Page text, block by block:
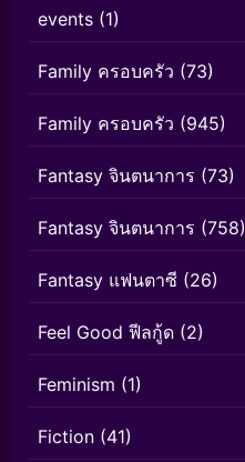
events (1)
Family ครอบครัว (73)
Family ครอบครัว (945)
Fantasy จินตนาการ (73)
Fantasy จินตนาการ (758)
Fantasy แฟนตาซี (26)
Feel Good ฟีลกู้ด (2)
Feminism (1)
Fiction (41)